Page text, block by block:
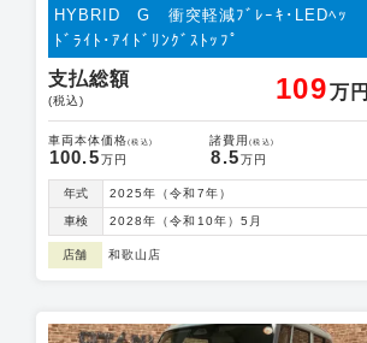
HYBRID G 衝突軽減ﾌﾞﾚｰｷ･LEDﾍｯ
ﾄﾞﾗｲﾄ･ｱｲﾄﾞﾘﾝｸﾞｽﾄｯﾌﾟ
支払総額
(税込) 109万円
車両本体価格(税込)
100.5万円
諸費用(税込)
8.5 万円
年式 2025年（令和7年）
車検 2028年（令和10年）5月
店舗 和歌山店